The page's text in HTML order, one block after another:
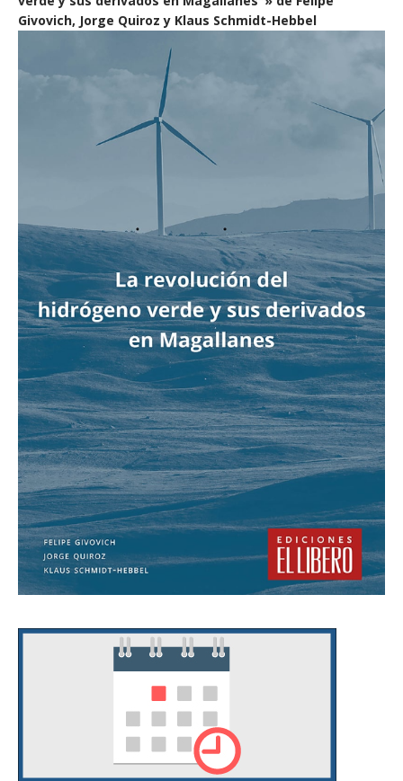
Givovich, Jorge Quiroz y Klaus Schmidt-Hebbel